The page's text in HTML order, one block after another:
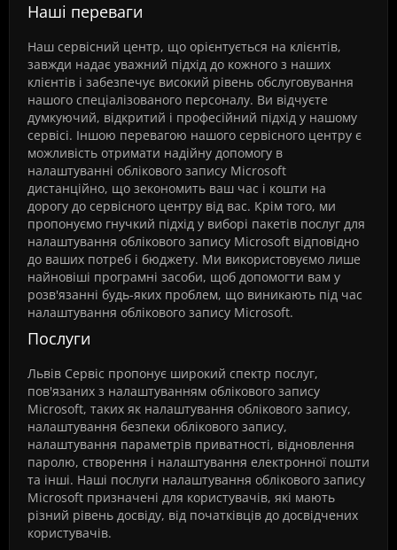
Наші переваги
Наш сервісний центр, що орієнтується на клієнтів,
завжди надає уважний підхід до кожного з наших
клієнтів і забезпечує високий рівень обслуговування
нашого спеціалізованого персоналу. Ви відчуєте
думкуючий, відкритий і професійний підхід у нашому
сервісі. Іншою перевагою нашого сервісного центру є
можливість отримати надійну допомогу в
налаштуванні облікового запису Microsoft
дистанційно, що зекономить ваш час і кошти на
дорогу до сервісного центру від вас. Крім того, ми
пропонуємо гнучкий підхід у виборі пакетів послуг для
налаштування облікового запису Microsoft відповідно
до ваших потреб і бюджету. Ми використовуємо лише
найновіші програмні засоби, щоб допомогти вам у
розв'язанні будь-яких проблем, що виникають під час
налаштування облікового запису Microsoft.
Послуги
Львів Сервіс пропонує широкий спектр послуг,
пов'язаних з налаштуванням облікового запису
Microsoft, таких як налаштування облікового запису,
налаштування безпеки облікового запису,
налаштування параметрів приватності, відновлення
паролю, створення і налаштування електронної пошти
та інші. Наші послуги налаштування облікового запису
Microsoft призначені для користувачів, які мають
різний рівень досвіду, від початківців до досвідчених
користувачів.